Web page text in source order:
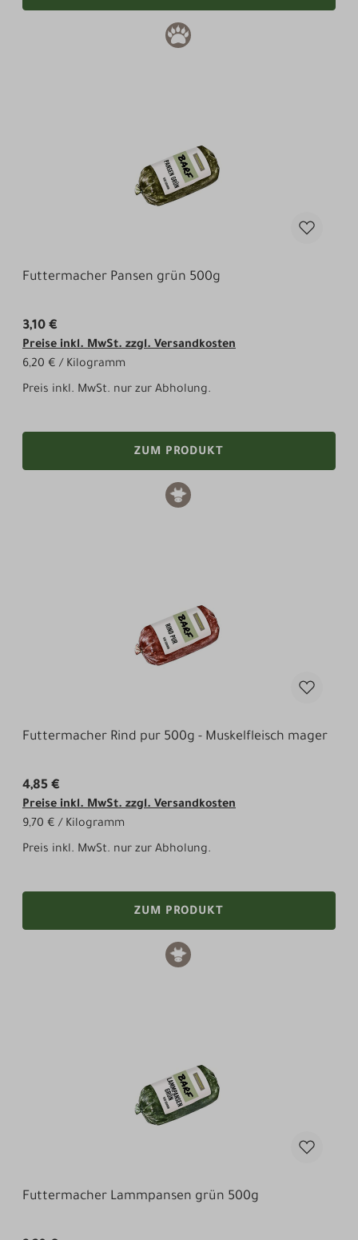
Futtermacher Pansen grün 500g
3,10 €
Preise inkl. MwSt. zzgl. Versandkosten
6,20 € / Kilogramm
Preis inkl. MwSt. nur zur Abholung.
ZUM PRODUKT
Futtermacher Rind pur 500g - Muskelfleisch mager
4,85 €
Preise inkl. MwSt. zzgl. Versandkosten
9,70 € / Kilogramm
Preis inkl. MwSt. nur zur Abholung.
ZUM PRODUKT
Futtermacher Lammpansen grün 500g